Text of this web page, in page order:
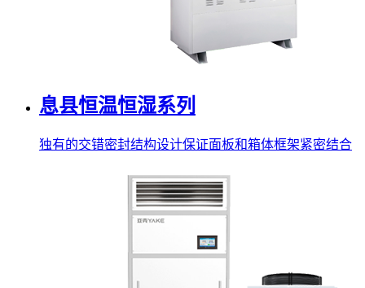
息县恒温恒湿系列
独有的交错密封结构设计保证面板和箱体框架紧密结合